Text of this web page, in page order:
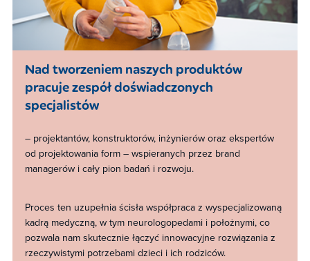
Nad tworzeniem naszych produktów
pracuje zespół doświadczonych
specjalistów ​
– projektantów, konstruktorów, inżynierów oraz ekspertów
od projektowania form – wspieranych przez brand
managerów i cały pion badań i rozwoju.​
Proces ten uzupełnia ścisła współpraca z wyspecjalizowaną
kadrą medyczną, w tym neurologopedami i położnymi, co
pozwala nam skutecznie łączyć innowacyjne rozwiązania z
rzeczywistymi potrzebami dzieci i ich rodziców.​